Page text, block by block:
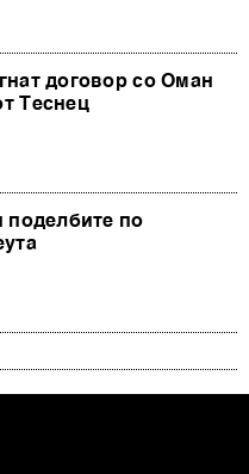
договор со Оман
Теснец
поделбите по